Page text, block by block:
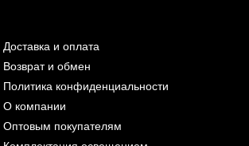
Доставка и оплата
Возврат и обмен
Политика конфиденциальности
О компании
Оптовым покупателям